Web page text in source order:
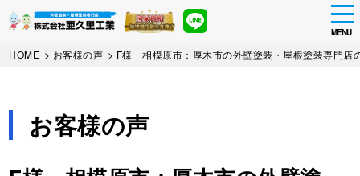
Skip
MENU
HOME > お客様の声 > F様 相模原市：厚木市の外壁塗装・屋根塗装専門店
お客様の声